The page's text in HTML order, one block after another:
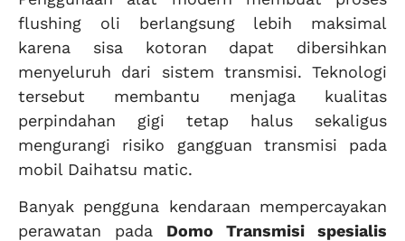
flushing oli berlangsung lebih maksimal
karena sisa kotoran dapat dibersihkan
menyeluruh dari sistem transmisi. Teknologi
tersebut membantu menjaga kualitas
perpindahan gigi tetap halus sekaligus
mengurangi risiko gangguan transmisi pada
mobil Daihatsu matic.
Banyak pengguna kendaraan mempercayakan
perawatan pada Domo Transmisi spesialis